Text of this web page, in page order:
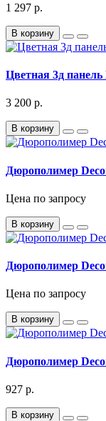
1 297 р.
В корзину
Цветная 3д
3 200 р.
В корзину
Дюрополимер
Цена по запросу
В корзину
Дюрополимер
Цена по запросу
В корзину
Дюрополимер
927 р.
В корзину